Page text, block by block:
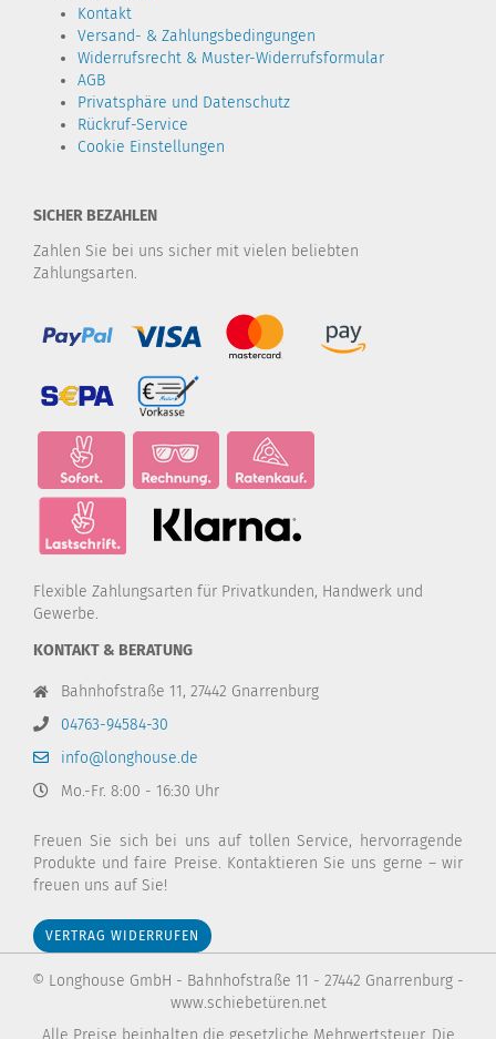
Diese Webseite verwendet Cookies und andere
Technologien
Drittanbietern, um die ordentliche Funktionsweise der Website zu
gewährleisten, die Nutzung unseres Angebotes zu analysieren und
Informationen finden Sie in unsererDatenschutzerklärung
Alle Akzeptieren
Kontakt
Versand- & Zahlungsbedingungen
Widerrufsrecht & Muster-Widerrufsformular
AGB
Privatsphäre und Datenschutz
Rückruf-Service
Cookie Einstellungen
SICHER BEZAHLEN
Zahlen Sie bei uns sicher mit vielen beliebten
Zahlungsarten.
Flexible Zahlungsarten für Privatkunden, Handwerk und
Gewerbe.
KONTAKT & BERATUNG
Bahnhofstraße 11, 27442 Gnarrenburg
04763-94584-30
info@longhouse.de
Mo.-Fr. 8:00 - 16:30 Uhr
Freuen Sie sich bei uns auf tollen Service, hervorragende
Produkte und faire Preise. Kontaktieren Sie uns gerne – wir
freuen uns auf Sie!
VERTRAG WIDERRUFEN
© Longhouse GmbH - Bahnhofstraße 11 - 27442 Gnarrenburg -
www.schiebetüren.net
Alle Preise beinhalten die gesetzliche Mehrwertsteuer. Die